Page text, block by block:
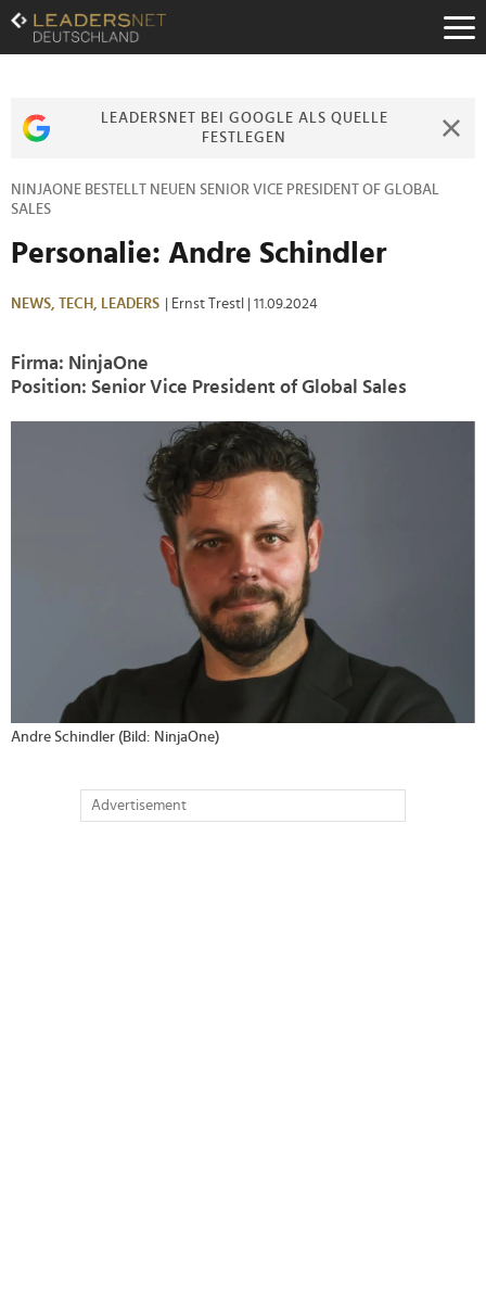
Zum
Inhalt
Zur
Zur
LEADERSNET BEI GOOGLE ALS QUELLE
FESTLEGEN
NINJAONE BESTELLT NEUEN SENIOR VICE PRESIDENT OF GLOBAL
SALES
Personalie: Andre Schindler
NEWS, TECH, LEADERS | Ernst Trestl | 11.09.2024
Firma: NinjaOne
Position: Senior Vice President of Global Sales
Andre Schindler (Bild: NinjaOne)
Advertisement